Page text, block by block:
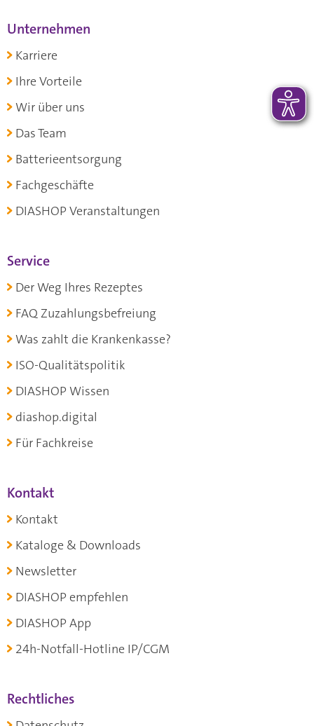
Unternehmen
Karriere
Ihre Vorteile
Wir über uns
Das Team
Batterieentsorgung
Fachgeschäfte
DIASHOP Veranstaltungen
Service
Der Weg Ihres Rezeptes
FAQ Zuzahlungsbefreiung
Was zahlt die Krankenkasse?
ISO-Qualitätspolitik
DIASHOP Wissen
diashop.digital
Für Fachkreise
Kontakt
Kontakt
Kataloge & Downloads
Newsletter
DIASHOP empfehlen
DIASHOP App
24h-Notfall-Hotline IP/CGM
Rechtliches